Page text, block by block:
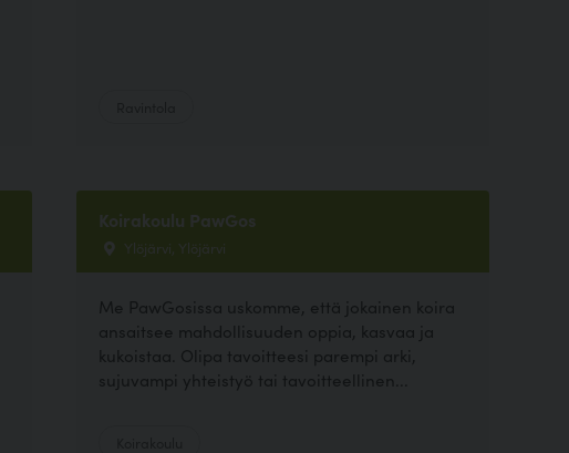
Koirakoulu PawGos
Ylöjärvi, Ylöjärvi
Me PawGosissa uskomme, että jokainen koira
ansaitsee mahdollisuuden oppia, kasvaa ja
kukoistaa. Olipa tavoitteesi parempi arki,
sujuvampi yhteistyö tai tavoitteellinen...